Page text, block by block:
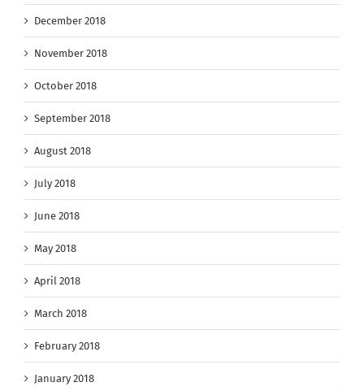
December 2018
November 2018
October 2018
September 2018
August 2018
July 2018
June 2018
May 2018
April 2018
March 2018
February 2018
January 2018